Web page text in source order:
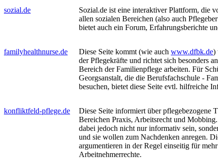
sozial.de
Sozial.de ist eine interaktiver Plattform, die
allen sozialen Bereichen (also auch
bietet auch ein Forum, Erfahrungsberichte
familyhealthnurse.de Diese Seite kommt (wie auch www.dfbk.de)
der Pflegekräfte und richtet sich besonders
Bereich der Familienpflege arbeiten. Für
Georgsanstalt, die die Berufsfachschule -
besuchen, bietet diese Seite evtl. hilfreiche
konfliktfeld-pflege.de
Diese Seite informiert über pflegebezogene
Bereichen Praxis, Arbeitsrecht und
dabei jedoch nicht nur informativ sein,
und sie wollen zum Nachdenken anregen.
argumentieren in der Regel einseitig für mehr
Arbeitnehmerrechte.